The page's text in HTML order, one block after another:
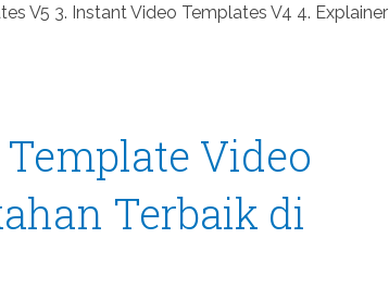
V5 3. Instant Video Templates V4 4. Explainer
Video
Terbaik di